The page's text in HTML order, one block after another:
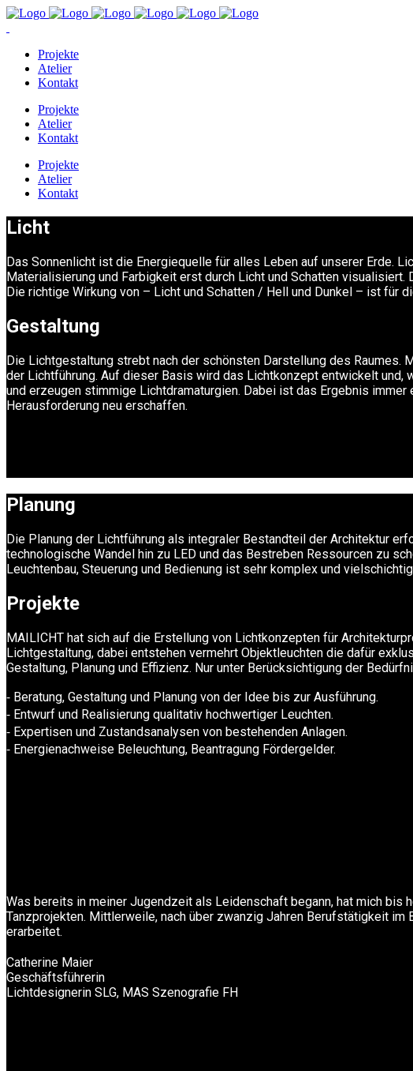
Projekte
Atelier
Kontakt
Projekte
Atelier
Kontakt
Projekte
Atelier
Kontakt
Licht
Das Sonnenlicht ist die Energiequelle für alles Leben auf unserer Erde.
Materialisierung und Farbigkeit erst durch Licht und Schatten
Die richtige Wirkung von – Licht und Schatten / Hell und Dunkel – ist für
Gestaltung
Die Lichtgestaltung strebt nach der schönsten Darstellung des Raumes.
der Lichtführung. Auf dieser Basis wird das Lichtkonzept entwickelt und,
und erzeugen stimmige Lichtdramaturgien. Dabei ist das Ergebnis
Herausforderung neu erschaffen.
Planung
Die Planung der Lichtführung als integraler Bestandteil der Architektur
technologische Wandel hin zu LED und das Bestreben Ressourcen zu
Leuchtenbau, Steuerung und Bedienung ist sehr komplex und
Projekte
MAILICHT hat sich auf die Erstellung von Lichtkonzepten für
Lichtgestaltung, dabei entstehen vermehrt Objektleuchten die dafür
Gestaltung, Planung und Effizienz. Nur unter Berücksichtigung der
⁃ Beratung, Gestaltung und Planung von der Idee bis zur Ausführung.
⁃ Entwurf und Realisierung qualitativ hochwertiger Leuchten.
⁃ Expertisen und Zustandsanalysen von bestehenden Anlagen.
⁃ Energienachweise Beleuchtung, Beantragung Fördergelder.
Was bereits in meiner Jugendzeit als Leidenschaft begann, hat mich bis
Tanzprojekten. Mittlerweile, nach über zwanzig Jahren Berufstätigkeit
erarbeitet.
Catherine Maier
Geschäftsführerin
Lichtdesignerin SLG, MAS Szenografie FH